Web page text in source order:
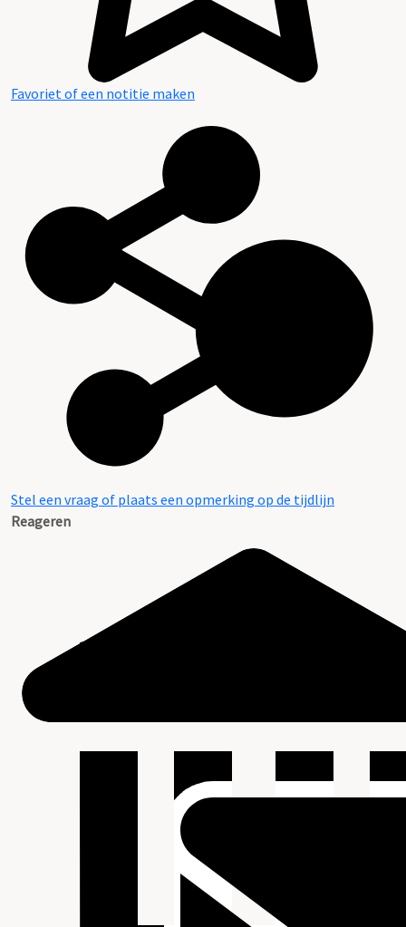
Favoriet of een notitie maken
Stel een vraag of plaats een opmerking op de tijdlijn
Reageren